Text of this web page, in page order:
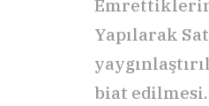
Yapılarak
biat